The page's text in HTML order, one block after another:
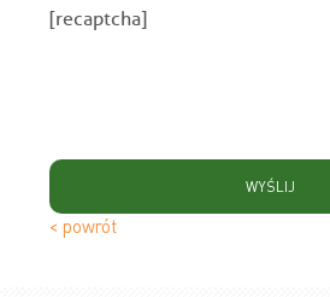
[recaptcha]
< powrót